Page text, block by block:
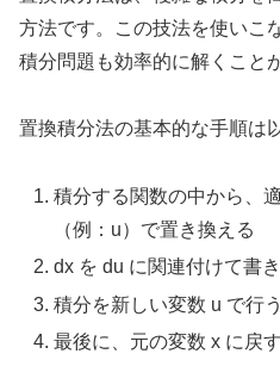
方法です。この技法を使いこ
積分問題も効率的に解くこと
置換積分法の基本的な手順は
積分する関数の中から、
（例：u）で置き換える
dx を du に関連付けて書
積分を新しい変数 u で行う
最後に、元の変数 x に戻す